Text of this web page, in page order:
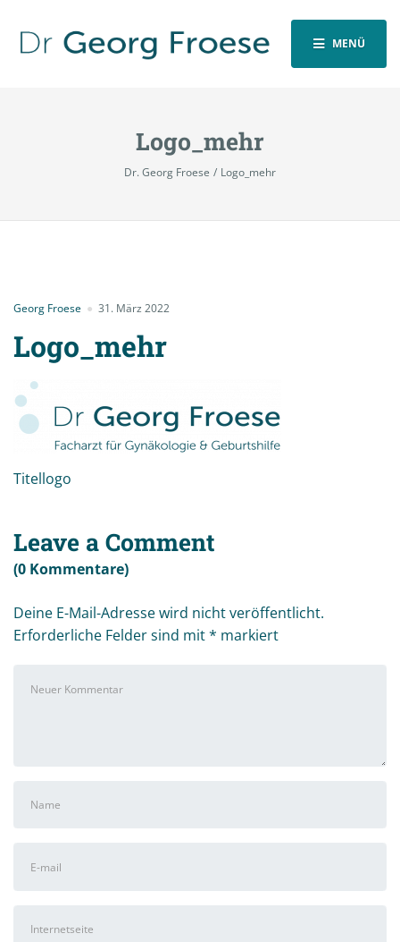
MENÜ
Logo_mehr
Dr. Georg Froese Logo_mehr
Georg Froese 31. März 2022
Logo_mehr
Titellogo
Leave a Comment
(0 Kommentare)
Deine E-Mail-Adresse wird nicht veröffentlicht.
Erforderliche Felder sind mit* markiert
Kommentar*
und
Mail-